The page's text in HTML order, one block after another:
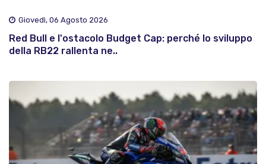
Giovedì, 06 Agosto 2026
Red Bull e l'ostacolo Budget Cap: perché lo sviluppo
della RB22 rallenta ne..